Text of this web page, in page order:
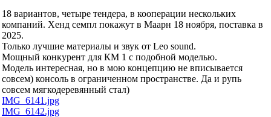
18 вариантов, четыре тендера, в кооперации нескольких
компаний. Хенд семпл покажут в Маарн 18 ноября, поставка в
2025.
Только лучшие материалы и звук от Leo sound.
Мощный конкурент для КМ 1 с подобной моделью.
Модель интересная, но в мою концепцию не вписывается
совсем) консоль в ограниченном пространстве. Да и рупь
совсем мягкодеревянный стал)
IMG_6141.jpg
IMG_6142.jpg